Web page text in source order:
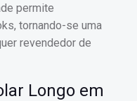
permite
tornando-se uma
revendedor de
Longo em